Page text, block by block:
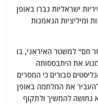
ישראליות גברו באופן
ומיליציות הנאמנות
חם" למשטר האיראני, בו
את היתבססותה
סבורים כי המסרים
להעביר את המלחמה באופן
נחושה להמשיך ולתקוף